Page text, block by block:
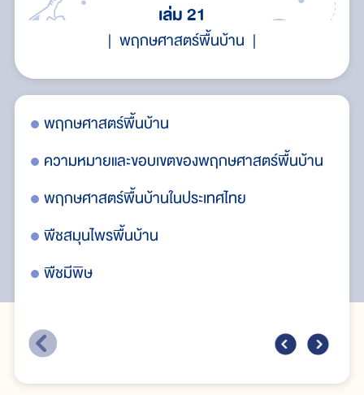
เล่ม 21
พฤกษศาสตร์พื้นบ้าน
พฤกษศาสตร์พื้นบ้าน
ความหมายและขอบเขตของพฤกษศาสตร์พื้นบ้าน
พฤกษศาสตร์พื้นบ้านในประเทศไทย
พืชสมุนไพรพื้นบ้าน
พืชมีพิษ